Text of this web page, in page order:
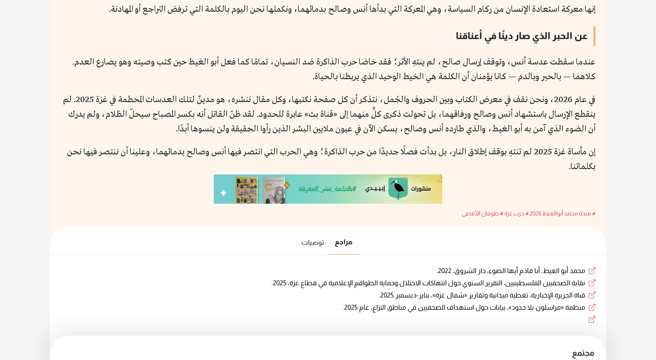
إنها معركة استعادة الإنسان من ركام السياسة، وهي المعركة التي بدأها أنس وصالح بدمائهما، ونكملها نحن اليوم بالكلمة التي ترفض التراجع أو المهادنة.
عن الحبر الذي صار دينًا في أعناقنا
عندما سقطت عدسة أنس، وتوقف إرسال صالح، لم ينتهِ الأثر؛ فقد خاضا حرب الذاكرة ضد النسيان، تمامًا كما فعل أبو الغيط حين كتب وصيته وهو يصارع العدم.
كلاهما — بالحبر وبالدم — كانا يؤمنان أن الكلمة هي الخيط الوحيد الذي يربطنا بالحياة.
في عام 2026، ونحن نقف في معرض الكتاب وبين الحروف والجُمل، نتذكر أن كل صفحة نكتبها، وكل مقال ننشره، هو مدينٌ لتلك العدسات المحطمة في غزة 2025. لم
ينقطع الإرسال باستشهاد أنس وصالح ورفاقهما، بل تحولت ذكرى كلٍّ منهما إلى «قناة بث» عابرة للحدود. لقد ظنّ القاتل أنه بكسر المصباح سيحلّ الظلام، ولم يدرك
أن الضوء الذي آمن به أبو الغيط، والذي طارده أنس وصالح، يسكن الآن في عيون ملايين البشر الذين رأوا الحقيقة ولن ينسوها أبدًا.
إن مأساة غزة 2025 لم تنتهِ بوقف إطلاق النار، بل بدأت فصلًا جديدًا من حرب الذاكرة؛ وهي الحرب التي انتصر فيها أنس وصالح بدمائهما، وعلينا أن ننتصر فيها نحن
بكلماتنا.
# منحة محمد أبوالغيط 2026 # حرب غزة# طوفان الأقصى
مراجع توصيات
محمد أبو الغيط، أنا قادم أيها الضوء، دار الشروق، 2022.
نقابة الصحفيين الفلسطينيين، التقرير السنوي حول انتهاكات الاحتلال وحماية الطواقم الإعلامية في قطاع غزة، 2025.
قناة الجزيرة الإخبارية، تغطية ميدانية وتقارير «شمال غزة»، يناير-ديسمبر 2025.
منظمة «مراسلون بلا حدود»، بيانات حول استهداف الصحفيين في مناطق النزاع، عام 2025.
مجتمع